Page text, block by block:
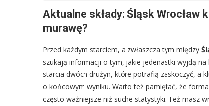
Aktualne składy: Śląsk Wrocław
murawę?
Przed każdym starciem, a zwłaszcza tym między
szukają informacji o tym, jakie jedenastki wyjdą
starcia dwóch drużyn, które potrafią zaskoczyć, a
o końcowym wyniku. Warto też pamiętać, że
często ważniejsze niż suche statystyki. Też masz